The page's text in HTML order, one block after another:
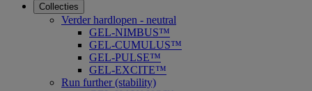
Collecties
Verder hardlopen - neutral
GEL-NIMBUS™
GEL-CUMULUS™
GEL-PULSE™
GEL-EXCITE™
Run further (stability)